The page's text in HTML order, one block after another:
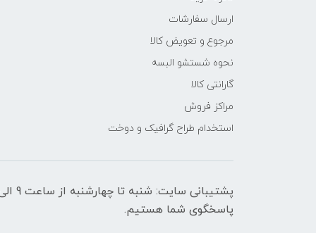
ارسال سفارشات
مرجوع و تعویض کالا
نحوه شستشو البسه
گارانتی کالا
مراکز فروش
استخدام طراح گرافیک و دوخت
پاسخگوی شما هستیم.